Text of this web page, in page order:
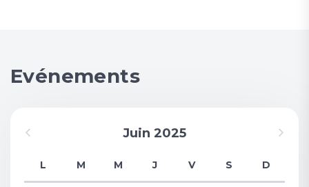
Evénements
Juin 2025
L M M J V S D